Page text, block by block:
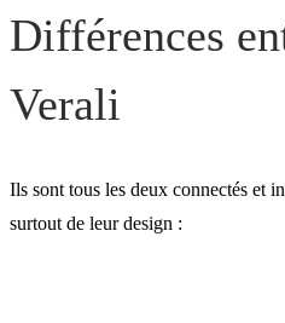
Différences
Verali
Ils sont tous les deux connectés et
surtout de leur design :